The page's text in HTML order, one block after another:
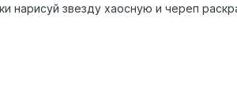
нарисуй звезду хаосную и череп